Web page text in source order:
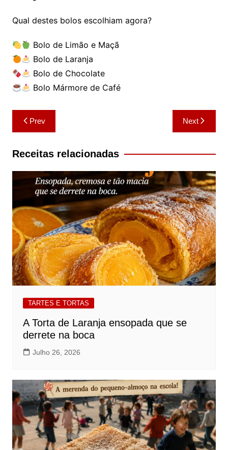
Qual destes bolos escolhiam agora?
Bolo de Limão e Maçã
Bolo de Laranja
Bolo de Chocolate
Bolo Mármore de Café
Navegação
de
artigos
Prev Next
Receitas relacionadas
TARTES E TORTAS
A Torta de Laranja ensopada que se
derrete na boca
Julho 26, 2026